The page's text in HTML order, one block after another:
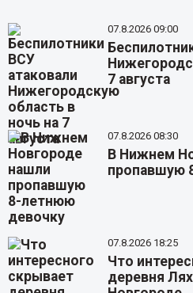
07.8.2026 09:00
7 августа
07.8.2026 08:30
В Нижнем
пропавшую
07.8.2026 18:25
Что
деревня